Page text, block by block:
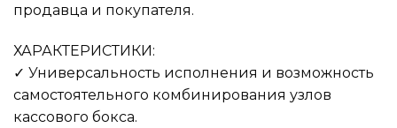
продавца и покупателя.
ХАРАКТЕРИСТИКИ:
✓ Универсальность исполнения и возможность
самостоятельного комбинирования узлов
кассового бокса.